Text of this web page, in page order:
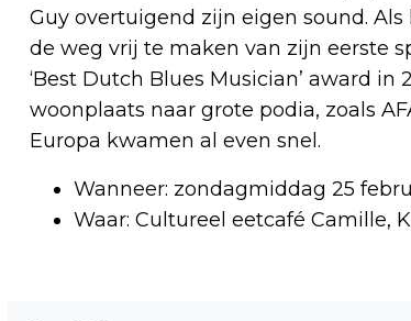
Guy overtuigend zijn eigen sound.
de weg vrij te maken van zijn eerste
‘Best Dutch Blues Musician’ award
woonplaats naar grote podia, zoals
Europa kwamen al even snel.
Wanneer: zondagmiddag 25
Waar: Cultureel eetcafé Camille,